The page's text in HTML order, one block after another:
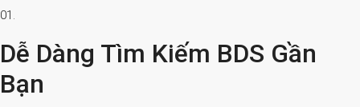
01.
Dễ Dàng Tìm Kiếm BDS Gần
Bạn